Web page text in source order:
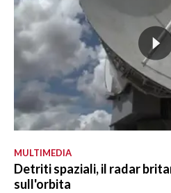
MULTIMEDIA
Detriti spaziali, il radar
sull'orbita